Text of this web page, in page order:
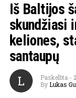
Iš Baltijos
skundžiasi
keliones,
santaupų
L Paskelbta -
By Lukas